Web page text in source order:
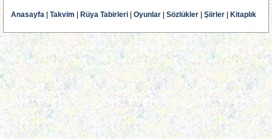
Anasayfa Takvim Rüya Tabirleri Oyunlar Sözlükler Şiirler Kitaplık